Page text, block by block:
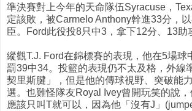
準決賽對上今年的天命隊伍Syracuse，
定該敗，被Carmelo Anthony幹進33分，
臣。Ford此役投8只中3，拿下12分、13助
縱觀T.J. Ford在錦標賽的表現，他在5場球
罰39中34。投籃的表現仍不太及格，外線
契里斯腱」，但是他的傳球視野、突破能
選。也難怪隊友Royal Ivey曾開玩笑的說，
應該只叫T就可以，因為他「沒有J」